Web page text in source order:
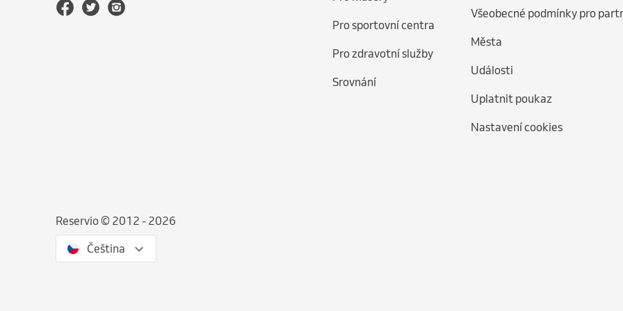
Pro sportovní centra
Pro zdravotní služby
Srovnání
Všeobecné podmínky pro
Města
Události
Uplatnit poukaz
Nastavení cookies
Reservio © 2012 - 2026
Čeština